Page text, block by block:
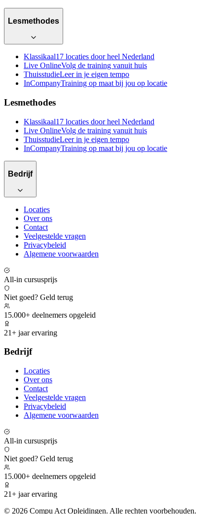
Lesmethodes
Klassikaal17 locaties door heel Nederland
Live OnlineVolg de training vanuit huis
ThuisstudieLeer in je eigen tempo
InCompanyTraining op maat bij jou op locatie
Lesmethodes
Klassikaal17 locaties door heel Nederland
Live OnlineVolg de training vanuit huis
ThuisstudieLeer in je eigen tempo
InCompanyTraining op maat bij jou op locatie
Bedrijf
Locaties
Over ons
Contact
Veelgestelde vragen
Privacybeleid
Algemene voorwaarden
All-in cursusprijs
Niet goed? Geld terug
15.000+ deelnemers opgeleid
21+ jaar ervaring
Bedrijf
Locaties
Over ons
Contact
Veelgestelde vragen
Privacybeleid
Algemene voorwaarden
All-in cursusprijs
Niet goed? Geld terug
15.000+ deelnemers opgeleid
21+ jaar ervaring
© 2026 Compu Act Opleidingen. Alle rechten voorbehouden.